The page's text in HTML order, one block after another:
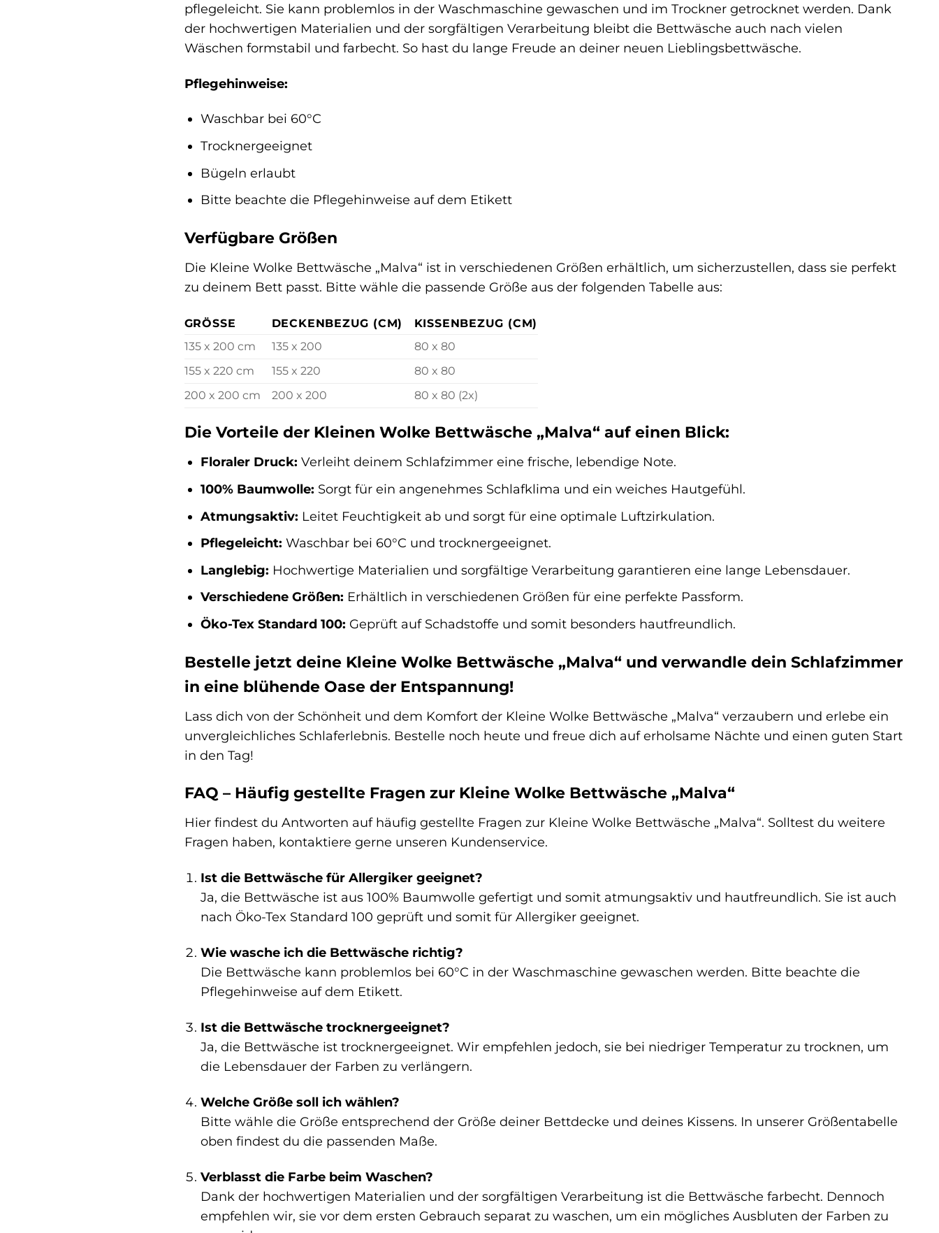
pflegeleicht. Sie kann problemlos in der Waschmaschine gewaschen und im Trockner getrocknet werden. Dank
der hochwertigen Materialien und der sorgfältigen Verarbeitung bleibt die Bettwäsche auch nach vielen
Wäschen formstabil und farbecht. So hast du lange Freude an deiner neuen Lieblingsbettwäsche.
Pflegehinweise:
Waschbar bei 60°C
Trocknergeeignet
Bügeln erlaubt
Bitte beachte die Pflegehinweise auf dem Etikett
Verfügbare Größen
Die Kleine Wolke Bettwäsche „Malva“ ist in verschiedenen Größen erhältlich, um sicherzustellen, dass sie perfekt
zu deinem Bett passt. Bitte wähle die passende Größe aus der folgenden Tabelle aus:
GRÖSSE DECKENBEZUG (CM)
KISSENBEZUG (CM)
135 x 200 cm
135 x 200
80 x 80
155 x 220 cm
155 x 220
80 x 80
200 x 200 cm
200 x 200 80 x 80 (2x)
Die Vorteile der Kleinen Wolke Bettwäsche „Malva“ auf einen Blick:
Floraler Druck: Verleiht deinem Schlafzimmer eine frische, lebendige Note.
100% Baumwolle: Sorgt für ein angenehmes Schlafklima und ein weiches Hautgefühl.
Atmungsaktiv: Leitet Feuchtigkeit ab und sorgt für eine optimale Luftzirkulation.
Pflegeleicht: Waschbar bei 60°C und trocknergeeignet.
Langlebig: Hochwertige Materialien und sorgfältige Verarbeitung garantieren eine lange Lebensdauer.
Verschiedene Größen: Erhältlich in verschiedenen Größen für eine perfekte Passform.
Öko-Tex Standard 100: Geprüft auf Schadstoffe und somit besonders hautfreundlich.
Bestelle jetzt deine Kleine Wolke Bettwäsche „Malva“ und verwandle dein Schlafzimmer
in eine blühende Oase der Entspannung!
Lass dich von der Schönheit und dem Komfort der Kleine Wolke Bettwäsche „Malva“ verzaubern und erlebe ein
unvergleichliches Schlaferlebnis. Bestelle noch heute und freue dich auf erholsame Nächte und einen guten Start
in den Tag!
FAQ – Häufig gestellte Fragen zur Kleine Wolke Bettwäsche „Malva“
Hier findest du Antworten auf häufig gestellte Fragen zur Kleine Wolke Bettwäsche „Malva“. Solltest du weitere
Fragen haben, kontaktiere gerne unseren Kundenservice.
Ist die Bettwäsche für Allergiker geeignet?
Ja, die Bettwäsche ist aus 100% Baumwolle gefertigt und somit atmungsaktiv und hautfreundlich. Sie ist auch
nach Öko-Tex Standard 100 geprüft und somit für Allergiker geeignet.
Wie wasche ich die Bettwäsche richtig?
Die Bettwäsche kann problemlos bei 60°C in der Waschmaschine gewaschen werden. Bitte beachte die
Pflegehinweise auf dem Etikett.
Ist die Bettwäsche trocknergeeignet?
Ja, die Bettwäsche ist trocknergeeignet. Wir empfehlen jedoch, sie bei niedriger Temperatur zu trocknen, um
die Lebensdauer der Farben zu verlängern.
Welche Größe soll ich wählen?
Bitte wähle die Größe entsprechend der Größe deiner Bettdecke und deines Kissens. In unserer Größentabelle
oben findest du die passenden Maße.
Verblasst die Farbe beim Waschen?
Dank der hochwertigen Materialien und der sorgfältigen Verarbeitung ist die Bettwäsche farbecht. Dennoch
empfehlen wir, sie vor dem ersten Gebrauch separat zu waschen, um ein mögliches Ausbluten der Farben zu